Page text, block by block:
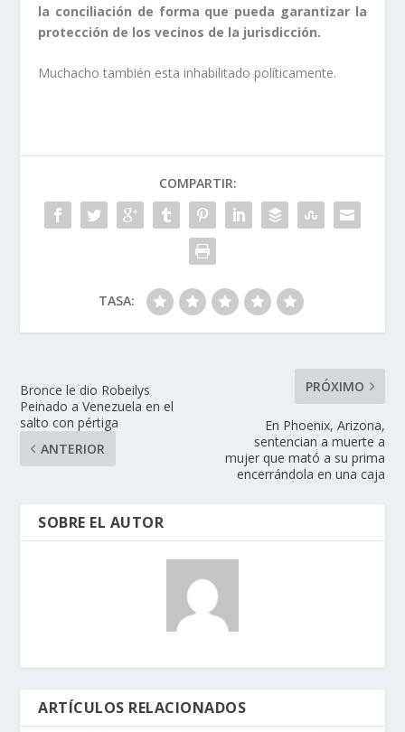
la conciliación de forma que pueda garantizar la
protección de los vecinos de la jurisdicción.
Muchacho también esta inhabilitado políticamente.
COMPARTIR:
TASA:
Bronce le dio Robeilys
Peinado a Venezuela en el
salto con pértiga
ANTERIOR
PRÓXIMO
En Phoenix, Arizona,
sentencian a muerte a
mujer que mató a su prima
encerrándola en una caja
SOBRE EL AUTOR
ARTÍCULOS RELACIONADOS